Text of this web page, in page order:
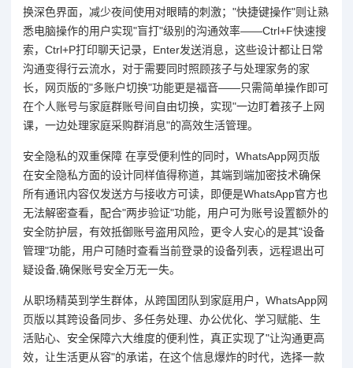
换深色界面，减少夜间使用对眼睛的刺激；"快捷键操作"则让熟
悉电脑操作的用户实现"盲打"级别的沟通效率——Ctrl+F快速搜
索，Ctrl+P打印聊天记录，Enter发送消息，这些设计都让日常
沟通变得行云流水，对于需要同时照顾孩子与处理家务的家
长，网页版的"多账户切换"功能更是福音——只需简单操作即可
在个人账号与家庭群账号间自由切换，实现"一边盯着孩子上网
课，一边处理家庭采购群消息"的高效生活管理。
安全隐私的双重保障 在享受便利性的同时，WhatsApp网页版
在安全隐私方面的设计同样值得称道，其端到端加密技术确保
所有通讯内容仅发送方与接收方可读，即便是WhatsApp官方也
无法解密查看，配合"两步验证"功能，用户可为账号设置额外的
安全防护层，有效抵御账号盗用风险，更令人安心的是其"设备
管理"功能，用户可随时查看当前登录的设备列表，远程退出可
疑设备,确保账号安全万无一失。
从职场精英到学生群体，从跨国团队到家庭用户，WhatsApp网
页版以其跨设备同步、多任务处理、办公优化、学习赋能、生
活贴心、安全保障六大维度的便利性，真正实现了"让沟通更高
效，让生活更从容"的承诺，在这个信息爆炸的时代，选择一款